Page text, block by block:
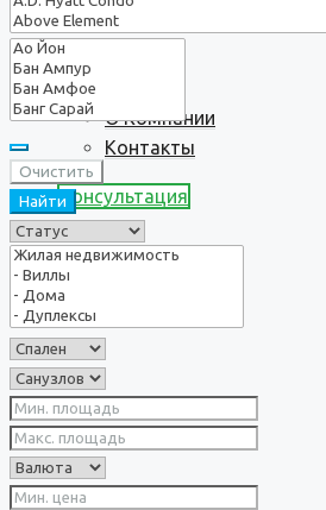
О нас
О Компании
Контакты
Консультация
Очистить
Найти